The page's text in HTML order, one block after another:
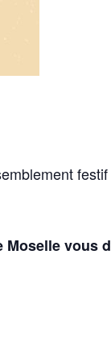
vous